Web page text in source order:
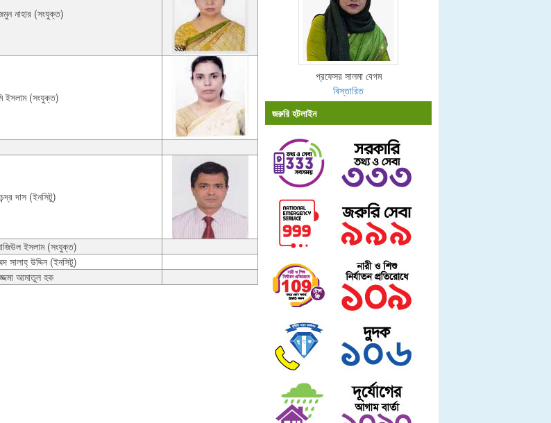
নাহার (সংযুক্ত)
ইসলাম (সংযুক্ত)
দাস (ইনসিটু)
ইসলাম (সংযুক্ত)
সালাহ্ উদ্দিন (ইনসিটু)
আমাতুল হক
প্রফেসর সালমা বেগম
বিস্তারিত
জরুরি হটলাইন